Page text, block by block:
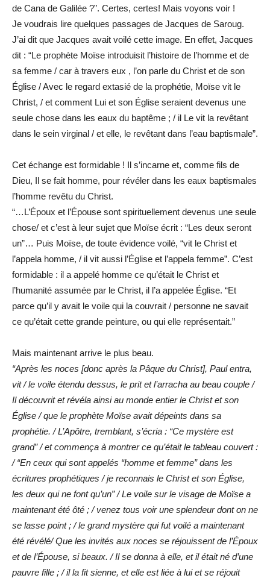
de Cana de Galilée ?”. Certes, certes! Mais voyons voir !
Je voudrais lire quelques passages de Jacques de Saroug.
J’ai dit que Jacques avait voilé cette image. En effet, Jacques
dit : “Le prophète Moïse introduisit l’histoire de l’homme et de
sa femme / car à travers eux , l’on parle du Christ et de son
Église / Avec le regard extasié de la prophétie, Moïse vit le
Christ, / et comment Lui et son Église seraient devenus une
seule chose dans les eaux du baptême ; / il Le vit la revêtant
dans le sein virginal / et elle, le revêtant dans l’eau baptismale”.
Cet échange est formidable ! Il s’incarne et, comme fils de
Dieu, Il se fait homme, pour révéler dans les eaux baptismales
l’homme revêtu du Christ.
“…L’Époux et l’Épouse sont spirituellement devenus une seule
chose/ et c’est à leur sujet que Moïse écrit : “Les deux seront
un”… Puis Moïse, de toute évidence voilé, “vit le Christ et
l’appela homme, / il vit aussi l’Église et l’appela femme”. C’est
formidable : il a appelé homme ce qu’était le Christ et
l’humanité assumée par le Christ, il l’a appelée Église. “Et
parce qu’il y avait le voile qui la couvrait / personne ne savait
ce qu’était cette grande peinture, ou qui elle représentait.”
Mais maintenant arrive le plus beau.
“Après les noces [donc après la Pâque du Christ], Paul entra,
vit / le voile étendu dessus, le prit et l’arracha au beau couple /
Il découvrit et révéla ainsi au monde entier le Christ et son
Église / que le prophète Moïse avait dépeints dans sa
prophétie. / L’Apôtre, tremblant, s’écria : “Ce mystère est
grand” / et commença à montrer ce qu’était le tableau couvert :
/ “En ceux qui sont appelés “homme et femme” dans les
écritures prophétiques / je reconnais le Christ et son Église,
les deux qui ne font qu’un” / Le voile sur le visage de Moïse a
maintenant été ôté ; / venez tous voir une splendeur dont on ne
se lasse point ; / le grand mystère qui fut voilé a maintenant
été révélé/ Que les invités aux noces se réjouissent de l’Époux
et de l’Épouse, si beaux. / Il se donna à elle, et il était né d’une
pauvre fille ; / il la fit sienne, et elle est liée à lui et se réjouit